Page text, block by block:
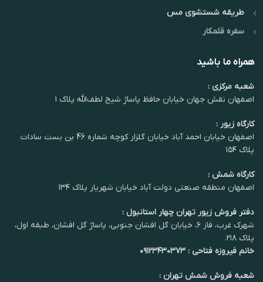
طریقه شستشوی مس
سفره قلمکار
همراه ما باشید
شعبه مرکزی :
اصفهان نقش جهان خیابان حافظ پاساژ شیخ لطف‌الله پلاک ۱
کارگاه زیور :
اصفهان خیابان احمد آباد خیابان گلزار کوچه شماره 46 بن بست سادات
پلاک ۱۵۴
کارگاه شمش :
اصفهان منطقه صنعتی دولت آباد خیابان شهریار پلاک ۱۳۴
دفتر فروش زیور تهران چهار استانبول :
شهرک غرب، فاز ۶، خیابان گل افشان جنوبی، پاساژ گل افشان، طبقه اول،
پلاک ۲۱۸.
خانم فیروزه فتاحی : ۰۹۱۲۳۴۳۰۳۷۳
شعبه فروش شمش تهران :